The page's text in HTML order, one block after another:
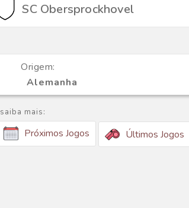
SC Obersprockhovel
Origem:
Alemanha
saiba mais:
Próximos Jogos Últimos Jogos